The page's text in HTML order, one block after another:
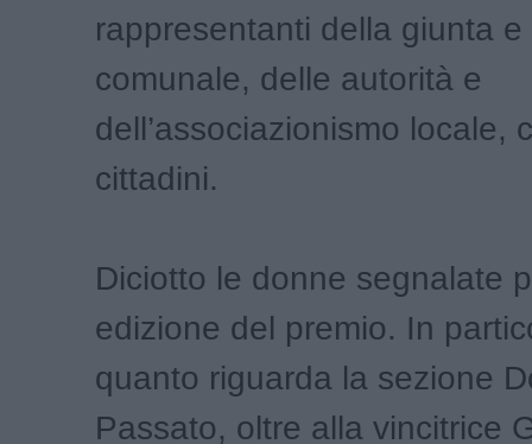
rappresentanti della giunta
comunale, delle autorità e
dell’associazionismo locale,
cittadini.
Diciotto le donne segnalate
edizione del premio. In
quanto riguarda la sezione
Passato, oltre alla vincitrice